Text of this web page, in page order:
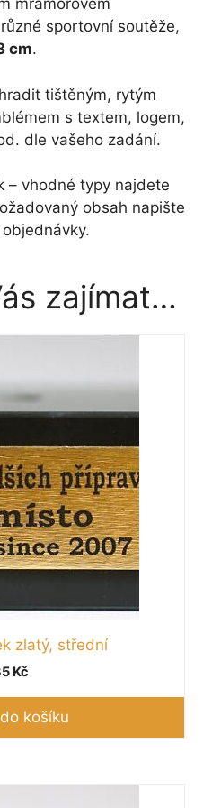
mramorovém
sportovní soutěže,
cm.
tištěným, rytým
s textem, logem,
dle vašeho zadání.
– vhodné typy najdete
obsah napište
zajímat…
zlatý, střední
Kč
košíku